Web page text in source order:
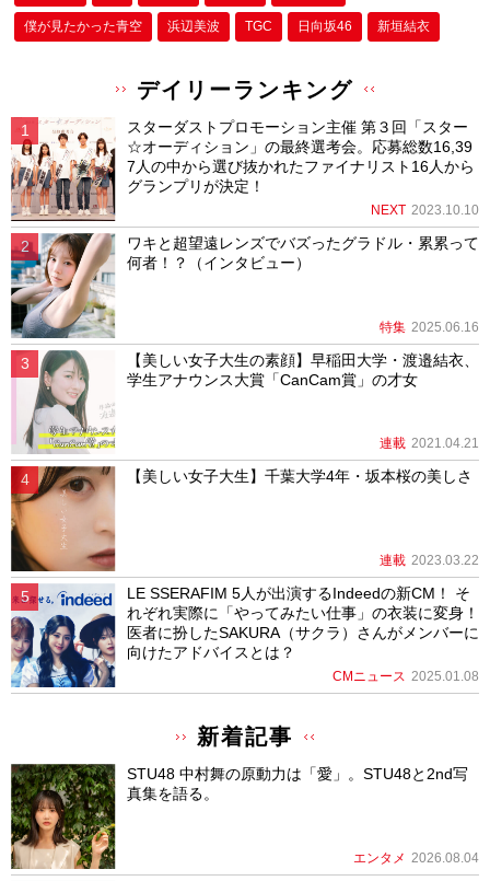
僕が⾒たかった⻘空 浜辺美波 TGC 日向坂46 新垣結衣
デイリーランキング
スターダストプロモーション主催 第３回「スター
☆オーディション」の最終選考会。応募総数16,39
7人の中から選び抜かれたファイナリスト16人から
グランプリが決定！
NEXT 2023.10.10
ワキと超望遠レンズでバズったグラドル・累累って
何者！？（インタビュー）
特集 2025.06.16
【美しい女子大生の素顔】早稲田大学・渡邉結衣、
学生アナウンス大賞「CanCam賞」の才女
連載 2021.04.21
【美しい女子大生】千葉大学4年・坂本桜の美しさ
連載 2023.03.22
LE SSERAFIM 5人が出演するIndeedの新CM！ そ
れぞれ実際に「やってみたい仕事」の衣装に変身！
医者に扮したSAKURA（サクラ）さんがメンバーに
向けたアドバイスとは？
CMニュース 2025.01.08
新着記事
STU48 中村舞の原動力は「愛」。STU48と2nd写
真集を語る。
エンタメ 2026.08.04